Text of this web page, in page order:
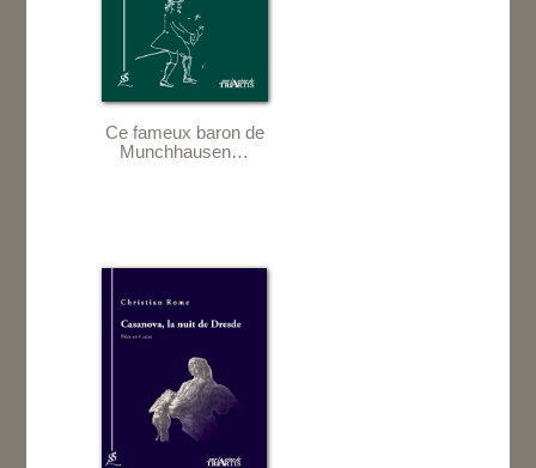
Ce fameux baron de
Munchhausen…